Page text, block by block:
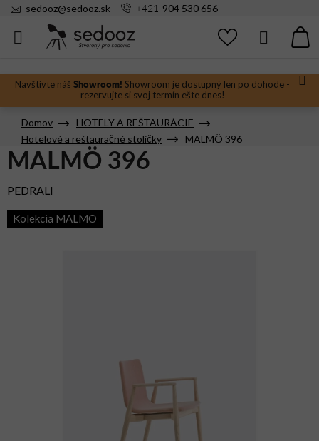
Prejsť
Navštívte náš Showroom! Showroom je dostupný len po dohode -
rezervujte si svoj termín ešte dnes!
sedooz@sedooz.sk +421 904 530 656
Hľadať
Domov
HOTELY A REŠTAURÁCIE
Hotelové a reštauračné stoličky
MALMÖ 396
MALMÖ 396
PEDRALI
Kolekcia MALMO